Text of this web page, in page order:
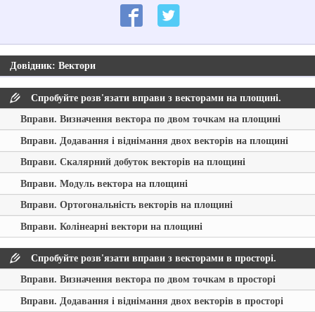
Довідник: Вектори
Спробуйте розв'язати вправи з векторами на площині.
Вправи. Визначення вектора по двом точкам на площині
Вправи. Додавання і віднімання двох векторів на площині
Вправи. Скалярний добуток векторів на площині
Вправи. Модуль вектора на площині
Вправи. Ортогональність векторів на площині
Вправи. Колінеарні вектори на площині
Спробуйте розв'язати вправи з векторами в просторі.
Вправи. Визначення вектора по двом точкам в просторі
Вправи. Додавання і віднімання двох векторів в просторі